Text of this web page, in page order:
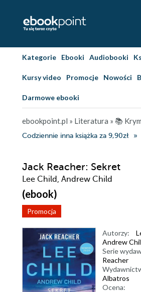
Kategorie Ebooki Audiobooki
Kursy video Promocje Nowości
Darmowe ebooki
ebookpoint.pl » Literatura » 📚
Codziennie inna książka za 9,90zł
Jack Reacher: Sekret
Lee Child, Andrew Child
(ebook)
Promocja
Autorzy:
Andrew
Serie
Reacher
Albatros
Ocena: